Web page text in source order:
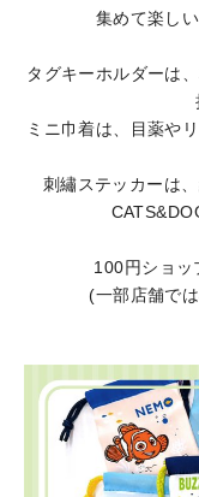
集めて楽し
タグキーホルダーは
ミニ巾着は、目薬や
刺繡ステッカーは
100円ショッ
(一部店舗で